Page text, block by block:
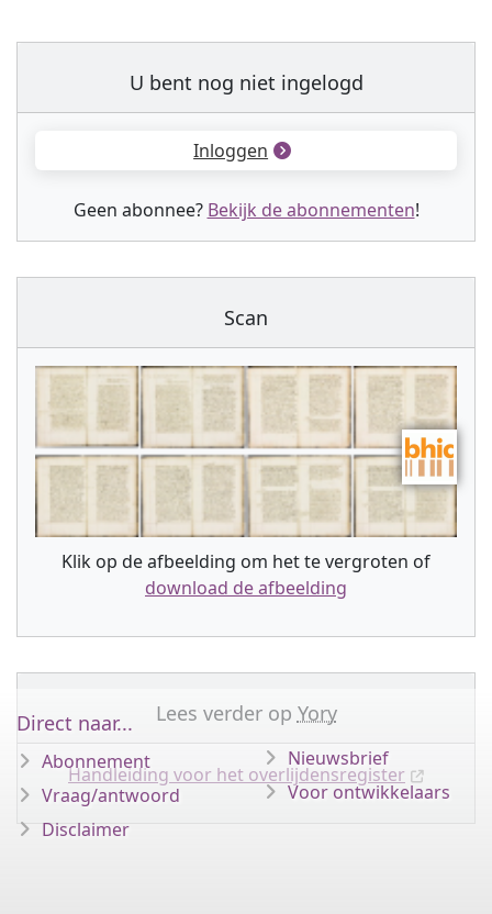
U bent nog niet ingelogd
Inloggen
Geen abonnee? Bekijk de abonnementen!
Scan
Klik op de afbeelding om het te vergroten of
download de afbeelding
Lees verder op Yory
Handleiding voor het overlijdensregister
Direct naar...
Abonnement
Vraag/antwoord
Disclaimer
Nieuwsbrief
Voor ontwikkelaars